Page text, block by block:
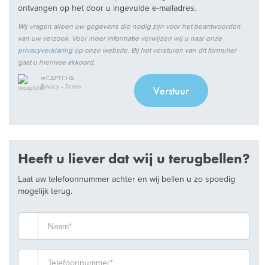
ontvangen op het door u ingevulde e-mailadres.
Wij vragen alleen uw gegevens die nodig zijn voor het beantwoorden
van uw verzoek. Voor meer informatie verwijzen wij u naar onze
privacyverklaringop onze website. Bij het versturen van dit formulier
gaat u hiermee akkoord.
reCAPTCHA
Privacy • Terms Verstuur
Heeft u liever dat wij u terugbellen?
Laat uw telefoonnummer achter en wij bellen u zo spoedig
mogelijk terug.